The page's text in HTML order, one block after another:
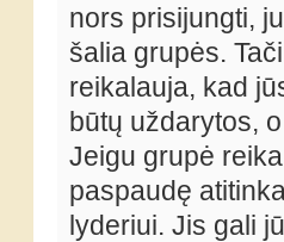
nors prisijungti,
šalia grupės.
reikalauja, kad
būtų uždarytos,
Jeigu grupė
paspaudę
lyderiui. Jis gali